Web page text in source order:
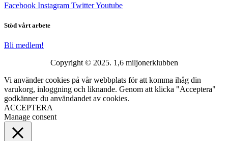
Facebook Instagram TwitterYoutube
Stöd vårt arbete
Bli medlem!
Copyright © 2025. 1,6 miljonerklubben
Vi använder cookies på vår webbplats för att komma ihåg din
varukorg, inloggning och liknande. Genom att klicka "Acceptera"
godkänner du användandet av cookies.
ACCEPTERA
Manage consent